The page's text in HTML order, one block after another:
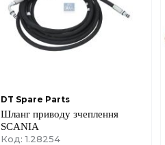
DT Spare Parts
Шланг приводу зчеплення
SCANIA
Код: 1.28254